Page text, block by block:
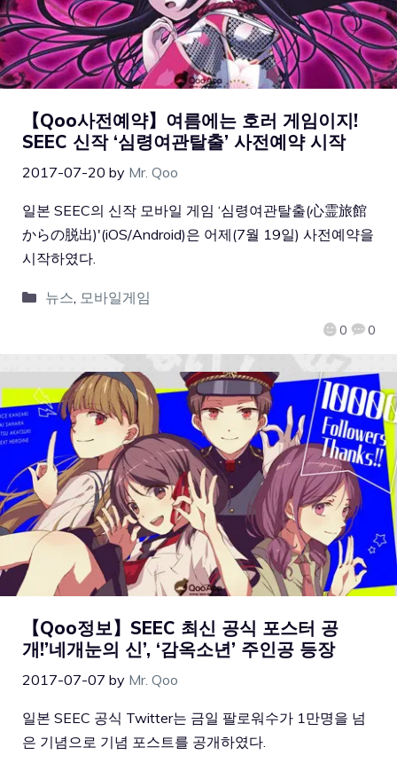
【Qoo사전예약】여름에는 호러 게임이지!
SEEC 신작 ‘심령여관탈출’ 사전예약 시작
2017-07-20 by Mr. Qoo
0 0
일본 SEEC의 신작 모바일 게임 ‘심령여관탈출(心霊旅館
からの脱出)'(iOS/Android)은 어제(7월 19일) 사전예약을
시작하였다.
뉴스, 모바일게임
【Qoo정보】SEEC 최신 공식 포스터 공
개!’네개눈의 신’, ‘감옥소년’ 주인공 등장
2017-07-07 by Mr. Qoo
일본 SEEC 공식 Twitter는 금일 팔로워수가 1만명을 넘
은 기념으로 기념 포스트를 공개하였다.